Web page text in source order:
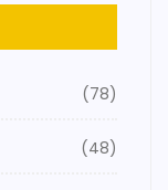
(78)
(48)